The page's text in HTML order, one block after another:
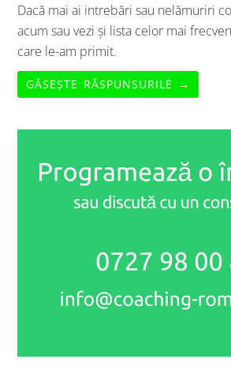
Dacă mai ai intrebări sau nelămuriri
acum sau vezi și lista celor mai
care le-am primit.
GĂSEȘTE RĂSPUNSURILE →